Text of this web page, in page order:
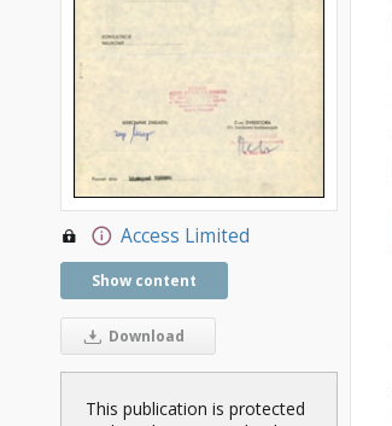
Access Limited
Show content
Download
This publication is protected